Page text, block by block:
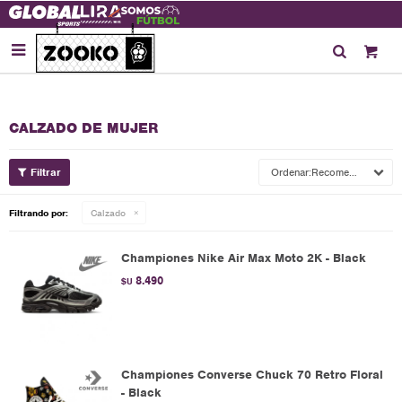

CALZADO DE MUJER
Recomendados
Filtrando por: Calzado
Championes Nike Air Max Moto 2K - Black
$U 8.490
Championes Converse Chuck 70 Retro Floral
- Black